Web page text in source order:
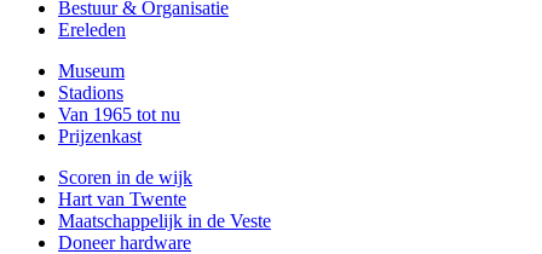
Bestuur & Organisatie
Ereleden
Museum
Stadions
Van 1965 tot nu
Prijzenkast
Scoren in de wijk
Hart van Twente
Maatschappelijk in de Veste
Doneer hardware